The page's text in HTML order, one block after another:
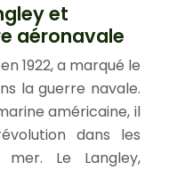
et
aéronavale
1922, a marqué le
la guerre navale.
américaine, il
dans les
Le Langley,